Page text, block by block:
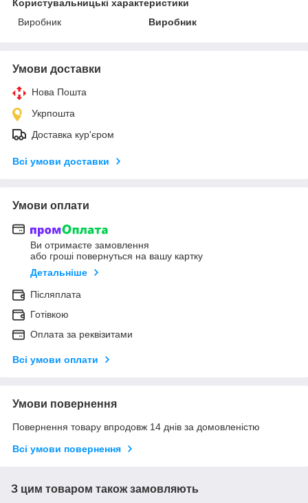
Користувальницькі характеристики
Виробник
Виробник
Умови доставки
Нова Пошта
Укрпошта
Доставка кур'єром
Всі умови доставки
Умови оплати
Ви отримаєте замовлення
або гроші повернуться на вашу картку
Детальніше
Післяплата
Готівкою
Оплата за реквізитами
Всі умови оплати
Умови повернення
Повернення товару впродовж 14 днів за домовленістю
Всі умови повернення
З цим товаром також замовляють